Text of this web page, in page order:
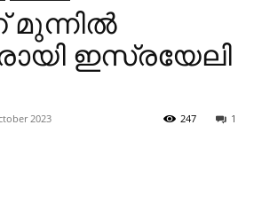
മുന്നിൽ
ഇസ്രയേലി
2023 1
247